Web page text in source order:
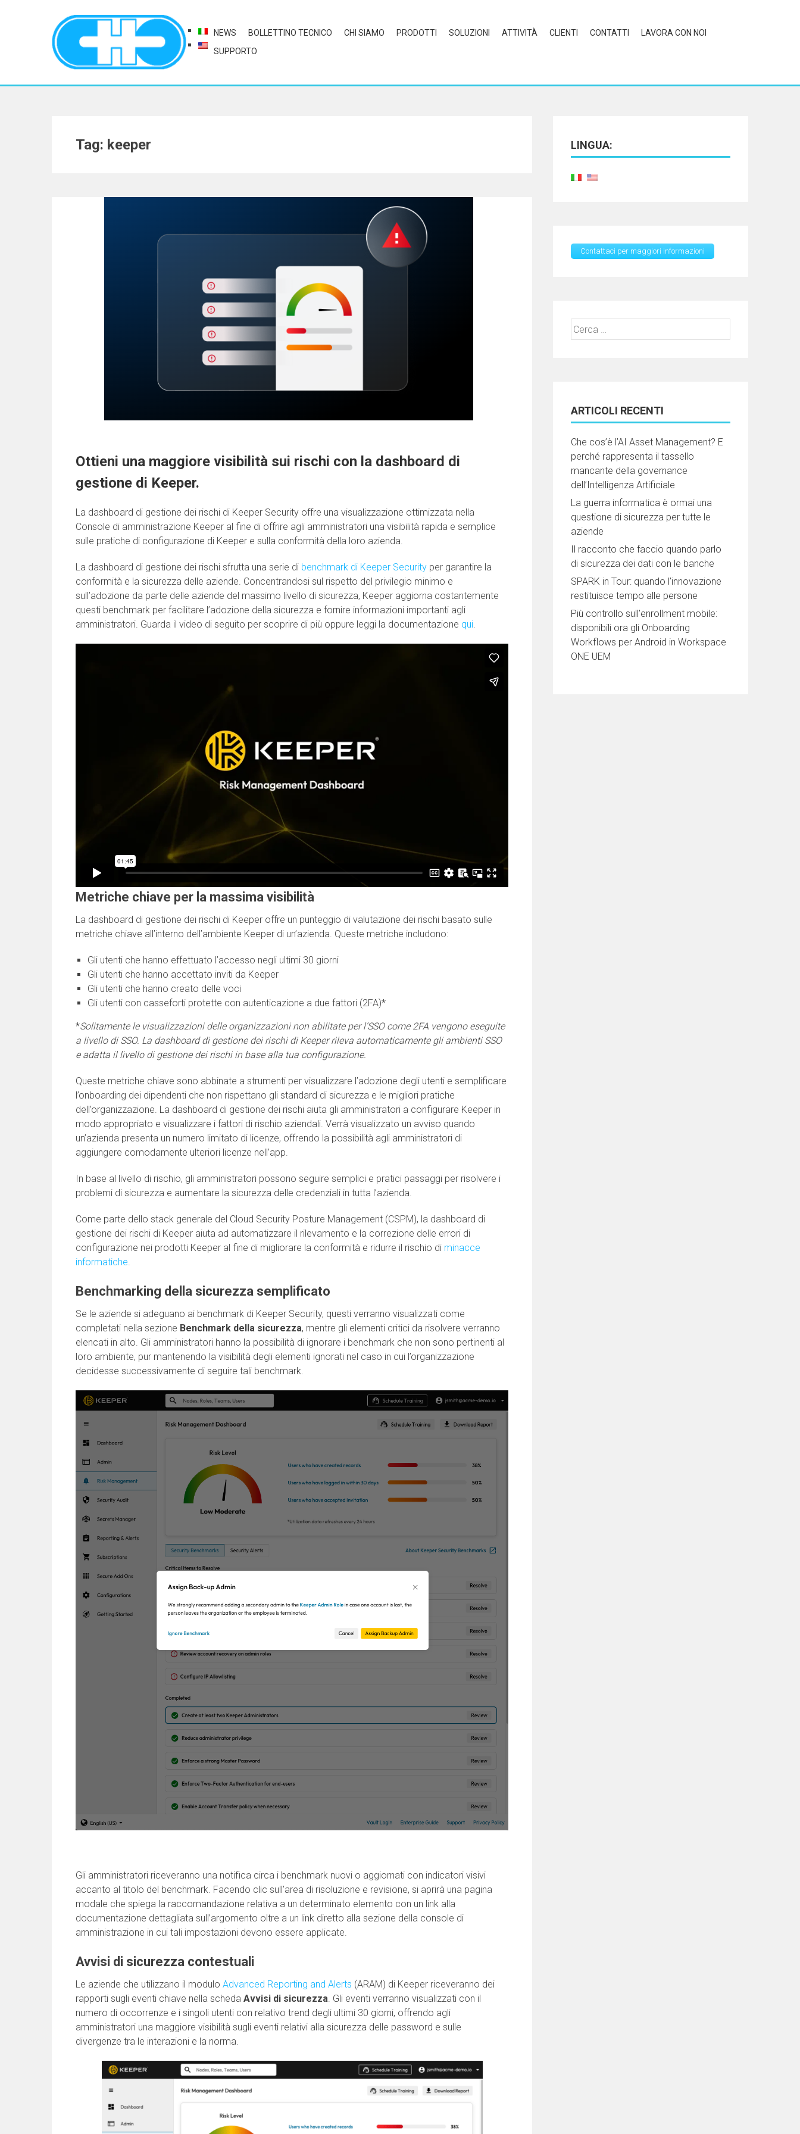
NEWS BOLLETTINO TECNICO CHI SIAMO PRODOTTI SOLUZIONI ATTIVITÀ CLIENTI CONTATTI
LAVORA CON NOI
SUPPORTO
Tag: keeper
Ottieni una maggiore visibilità sui rischi con la dashboard di
gestione di Keeper.
La dashboard di gestione dei rischi di Keeper Security offre una visualizzazione ottimizzata nella
Console di amministrazione Keeper al fine di offrire agli amministratori una visibilità rapida e semplice
sulle pratiche di configurazione di Keeper e sulla conformità della loro azienda.
La dashboard di gestione dei rischi sfrutta una serie di benchmark di Keeper Security per garantire la
conformità e la sicurezza delle aziende. Concentrandosi sul rispetto del privilegio minimo e
sull’adozione da parte delle aziende del massimo livello di sicurezza, Keeper aggiorna costantemente
questi benchmark per facilitare l’adozione della sicurezza e fornire informazioni importanti agli
amministratori. Guarda il video di seguito per scoprire di più oppure leggi la documentazione qui.
Metriche chiave per la massima visibilità
La dashboard di gestione dei rischi di Keeper offre un punteggio di valutazione dei rischi basato sulle
metriche chiave all’interno dell’ambiente Keeper di un’azienda. Queste metriche includono:
Gli utenti che hanno effettuato l’accesso negli ultimi 30 giorni
Gli utenti che hanno accettato inviti da Keeper
Gli utenti che hanno creato delle voci
Gli utenti con casseforti protette con autenticazione a due fattori (2FA)*
*Solitamente le visualizzazioni delle organizzazioni non abilitate per l’SSO come 2FA vengono eseguite
a livello di SSO. La dashboard di gestione dei rischi di Keeper rileva automaticamente gli ambienti SSO
e adatta il livello di gestione dei rischi in base alla tua configurazione.
Queste metriche chiave sono abbinate a strumenti per visualizzare l’adozione degli utenti e semplificare
l’onboarding dei dipendenti che non rispettano gli standard di sicurezza e le migliori pratiche
dell’organizzazione. La dashboard di gestione dei rischi aiuta gli amministratori a configurare Keeper in
modo appropriato e visualizzare i fattori di rischio aziendali. Verrà visualizzato un avviso quando
un’azienda presenta un numero limitato di licenze, offrendo la possibilità agli amministratori di
aggiungere comodamente ulteriori licenze nell’app.
In base al livello di rischio, gli amministratori possono seguire semplici e pratici passaggi per risolvere i
problemi di sicurezza e aumentare la sicurezza delle credenziali in tutta l’azienda.
Come parte dello stack generale del Cloud Security Posture Management (CSPM), la dashboard di
gestione dei rischi di Keeper aiuta ad automatizzare il rilevamento e la correzione delle errori di
configurazione nei prodotti Keeper al fine di migliorare la conformità e ridurre il rischio di minacce
informatiche.
Benchmarking della sicurezza semplificato
Se le aziende si adeguano ai benchmark di Keeper Security, questi verranno visualizzati come
completati nella sezione Benchmark della sicurezza, mentre gli elementi critici da risolvere verranno
elencati in alto. Gli amministratori hanno la possibilità di ignorare i benchmark che non sono pertinenti al
loro ambiente, pur mantenendo la visibilità degli elementi ignorati nel caso in cui l’organizzazione
decidesse successivamente di seguire tali benchmark.
Gli amministratori riceveranno una notifica circa i benchmark nuovi o aggiornati con indicatori visivi
accanto al titolo del benchmark. Facendo clic sull’area di risoluzione e revisione, si aprirà una pagina
modale che spiega la raccomandazione relativa a un determinato elemento con un link alla
documentazione dettagliata sull’argomento oltre a un link diretto alla sezione della console di
amministrazione in cui tali impostazioni devono essere applicate.
Avvisi di sicurezza contestuali
Le aziende che utilizzano il modulo Advanced Reporting and Alerts (ARAM) di Keeper riceveranno dei
rapporti sugli eventi chiave nella scheda Avvisi di sicurezza . Gli eventi verranno visualizzati con il
numero di occorrenze e i singoli utenti con relativo trend degli ultimi 30 giorni, offrendo agli
amministratori una maggiore visibilità sugli eventi relativi alla sicurezza delle password e sulle
divergenze tra le interazioni e la norma.
LINGUA:
Contattaci per maggiori informazioni
Ricerca
per:
ARTICOLI RECENTI
Che cos’è l’AI Asset Management? E
perché rappresenta il tassello
mancante della governance
dell’Intelligenza Artificiale
La guerra informatica è ormai una
questione di sicurezza per tutte le
aziende
Il racconto che faccio quando parlo
di sicurezza dei dati con le banche
SPARK in Tour: quando l’innovazione
restituisce tempo alle persone
Più controllo sull’enrollment mobile:
disponibili ora gli Onboarding
Workflows per Android in Workspace
ONE UEM